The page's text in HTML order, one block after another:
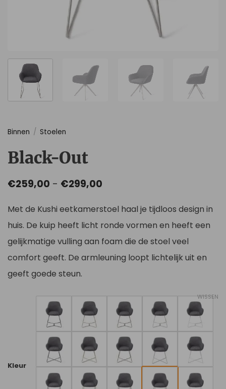
Binnen / Stoelen
Black-Out
€259,00 - €299,00
€299,00
Met de Kushi eetkamerstoel haal je tijdloos design in
huis. De kuip heeft licht ronde vormen en heeft een
gelijkmatige vulling aan foam die de stoel veel
comfort geeft. De armleuning loopt lichtelijk uit en
geeft goede steun.
Kleur
WISSEN